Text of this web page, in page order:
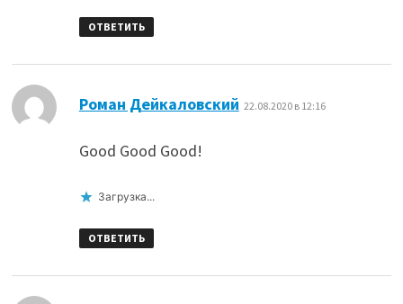
ОТВЕТИТЬ
Роман Дейкаловский 22.08.2020 в 12:16
Good Good Good!
Загрузка...
ОТВЕТИТЬ